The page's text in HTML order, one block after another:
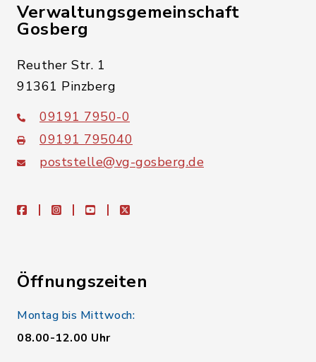
Verwaltungsgemeinschaft
Gosberg
Reuther Str. 1
91361 Pinzberg
09191 7950-0
09191 795040
poststelle@vg-gosberg.de
facebookinstagramyoutubeX
Öffnungszeiten
Montag bis Mittwoch:
08.00-12.00 Uhr